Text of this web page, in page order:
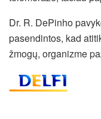
Dr. R. DePinho
pasendintos, kad
žmogų, organizme